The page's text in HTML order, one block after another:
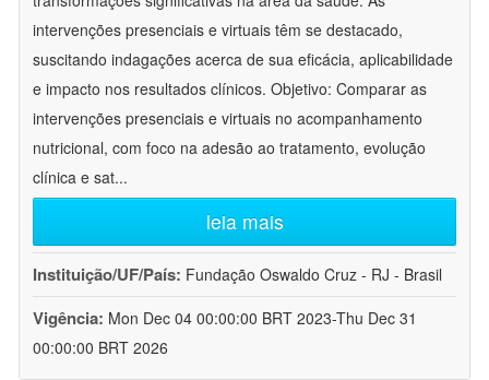
intervenções presenciais e virtuais têm se destacado,
suscitando indagações acerca de sua eficácia, aplicabilidade
e impacto nos resultados clínicos. Objetivo: Comparar as
intervenções presenciais e virtuais no acompanhamento
nutricional, com foco na adesão ao tratamento, evolução
clínica e sat...
leia mais
Instituição/UF/País: Fundação Oswaldo Cruz - RJ - Brasil
Vigência: Mon Dec 04 00:00:00 BRT 2023-Thu Dec 31
00:00:00 BRT 2026